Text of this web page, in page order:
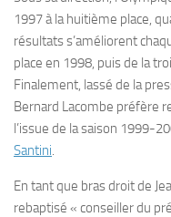
1997 à la huitième place,
résultats s’améliorent
place en 1998, puis de la
Finalement, lassé de la
Bernard Lacombe préfère
l’issue de la saison 1999-
Santini.
En tant que bras droit de
rebaptisé « conseiller du